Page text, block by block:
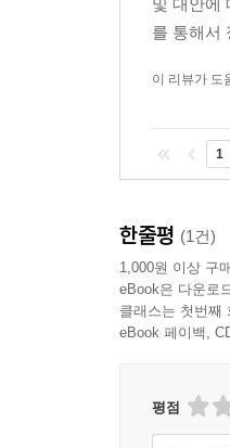
및 대안에
를 통해서
이 리뷰가 도
1
한줄평 (1건)
1,000원 이상 구
eBook은 다운로
클래스는 첫번째
eBook 페이백,
평점